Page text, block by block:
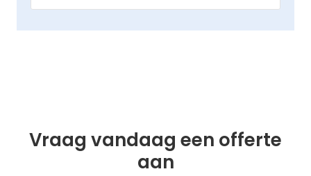
Vraag vandaag een offerte
aan